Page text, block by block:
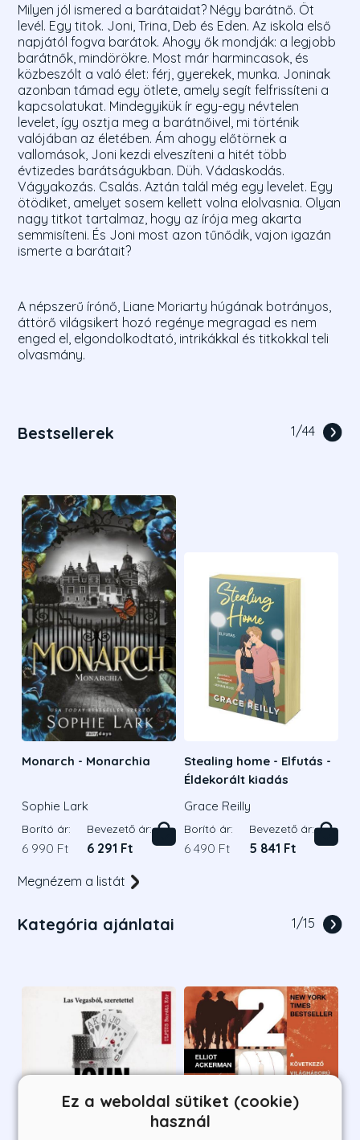
Milyen jól ismered a barátaidat? Négy barátnő. Öt
levél. Egy titok. Joni, Trina, Deb és Eden. Az iskola első
napjától fogva barátok. Ahogy ők mondják: a legjobb
barátnők, mindörökre. Most már harmincasok, és
közbeszólt a való élet: férj, gyerekek, munka. Joninak
azonban támad egy ötlete, amely segít felfrissíteni a
kapcsolatukat. Mindegyikük ír egy-egy névtelen
levelet, így osztja meg a barátnőivel, mi történik
valójában az életében. Ám ahogy előtörnek a
vallomások, Joni kezdi elveszíteni a hitét több
évtizedes barátságukban. Düh. Vádaskodás.
Vágyakozás. Csalás. Aztán talál még egy levelet. Egy
ötödiket, amelyet sosem kellett volna elolvasnia. Olyan
nagy titkot tartalmaz, hogy az írója meg akarta
semmisíteni. És Joni most azon tűnődik, vajon igazán
ismerte a barátait?
A népszerű írónő, Liane Moriarty húgának botrányos,
áttörő világsikert hozó regénye megragad es nem
enged el, elgondolkodtató, intrikákkal és titkokkal teli
olvasmány.
Bestsellerek 1/44
Monarch - Monarchia
Sophie Lark
Borító ár:
6 990 Ft
Bevezető ár:
6 291 Ft
Stealing home - Elfutás -
Éldekorált kiadás
Grace Reilly
Borító ár:
6 490 Ft
Bevezető ár:
5 841 Ft
Megnézem a listát
Kategória ajánlatai 1/15
Ez a weboldal sütiket (cookie)
használ